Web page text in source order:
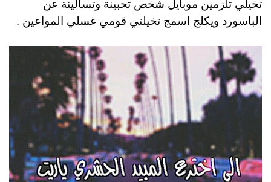
تخيلي تلزمين موبايل شخص تحبينة وتسألينة عن
الباسورد ويكلج اسمج تخيلتي قومي غسلي المواعين .